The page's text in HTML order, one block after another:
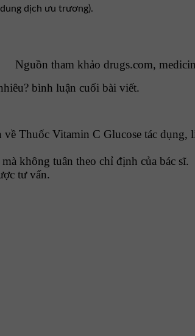
dịch ưu trương).
Nguồn tham khảo drugs.com,
bình luận cuối bài viết.
Thuốc Vitamin C Glucose tác dụng,
không tuân theo chỉ định của bác sĩ.
tư vấn.